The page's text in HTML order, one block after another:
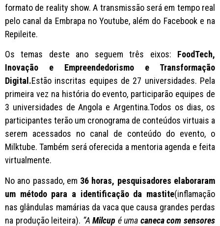
formato de reality show. A transmissão será em tempo real
pelo canal da Embrapa no Youtube, além do Facebook e na
Repileite.
Os temas deste ano seguem três eixos: FoodTech,
Inovação e Empreendedorismo e Transformação
Digital.Estão inscritas equipes de 27 universidades. Pela
primeira vez na história do evento, participarão equipes de
3 universidades de Angola e Argentina.Todos os dias, os
participantes terão um cronograma de conteúdos virtuais a
serem acessados no canal de conteúdo do evento, o
Milktube. Também será oferecida a mentoria agenda e feita
virtualmente.
No ano passado, em 36 horas, pesquisadores elaboraram
um método para a identificação da mastite(inflamação
nas glândulas mamárias da vaca que causa grandes perdas
na produção leiteira). “AMilcup é uma caneca com sensores